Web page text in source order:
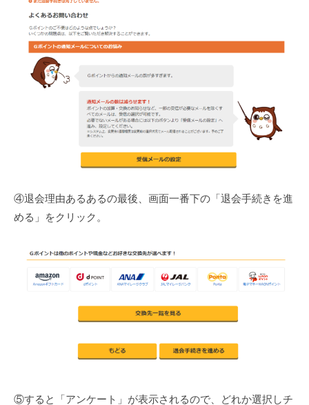
④退会理由あるあるの最後、画面一番下の「退会手続きを進
める」をクリック。
⑤すると「アンケート」が表示されるので、どれか選択しチ